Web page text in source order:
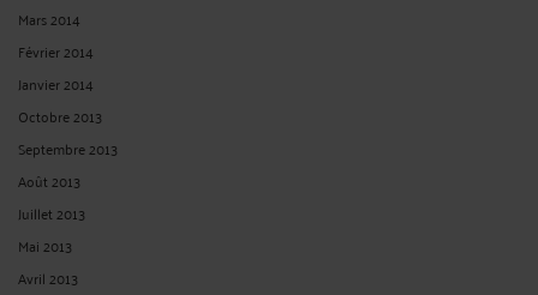
Mars 2014
Février 2014
Janvier 2014
Octobre 2013
Septembre 2013
Août 2013
Juillet 2013
Mai 2013
Avril 2013